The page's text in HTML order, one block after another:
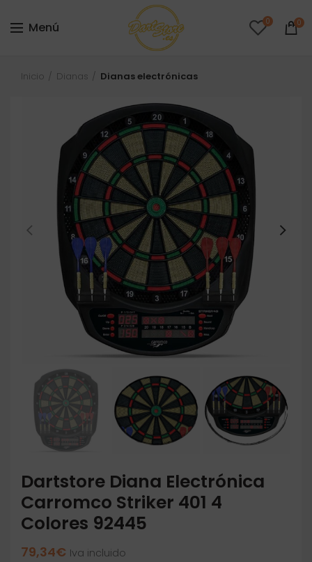
Menú 0 0
Inicio Dianas Dianas electrónicas
Dartstore Diana Electrónica
Carromco Striker 401 4
Colores 92445
79,34€ Iva incluido